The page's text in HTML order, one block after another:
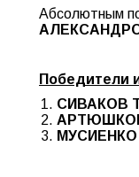
Абсолютным
Победители
СИВАКОВ